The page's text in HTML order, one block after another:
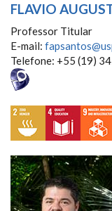
FLAVIO
Professor Titular
E-mail:
Telefone: +55 (19)